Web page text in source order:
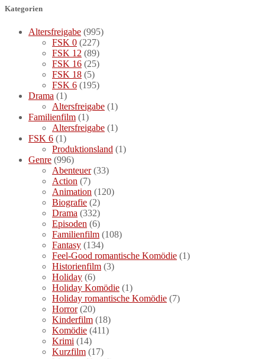
Kategorien
Altersfreigabe (995)
FSK 0 (227)
FSK 12 (89)
FSK 16 (25)
FSK 18 (5)
FSK 6 (195)
Drama (1)
Altersfreigabe (1)
Familienfilm (1)
Altersfreigabe (1)
FSK 6 (1)
Produktionsland (1)
Genre (996)
Abenteuer(33)
Action (7)
Animation (120)
Biografie (2)
Drama (332)
Episoden (6)
Familienfilm (108)
Fantasy (134)
Feel-Good romantische Komödie (1)
Historienfilm (3)
Holiday (6)
Holiday Komödie (1)
Holiday romantische Komödie (7)
Horror(20)
Kinderfilm (18)
Komödie (411)
Krimi (14)
Kurzfilm (17)